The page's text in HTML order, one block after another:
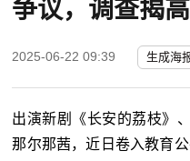
争议，调查揭
2025-06-22 09:39 生成海
出演新剧《长安的荔枝》
那尔那茜，近日卷入教育